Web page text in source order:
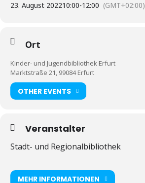
23. August 202210:00-12:00 (GMT+02:00)
Ort
Kinder- und Jugendbibliothek Erfurt
Marktstraße 21, 99084 Erfurt
OTHER EVENTS
Veranstalter
Stadt- und Regionalbibliothek
MEHR INFORMATIONEN